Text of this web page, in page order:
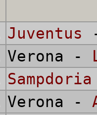
Juventus
Verona -
Sampdoria
Verona -